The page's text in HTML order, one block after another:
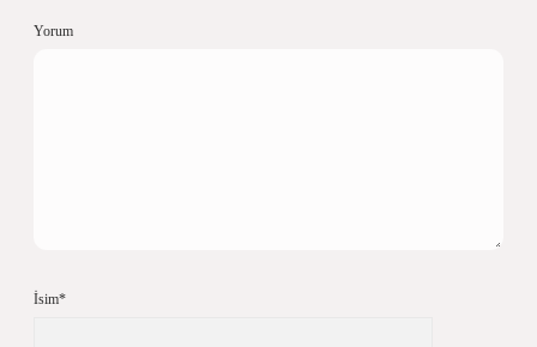
Yorum
İsim*